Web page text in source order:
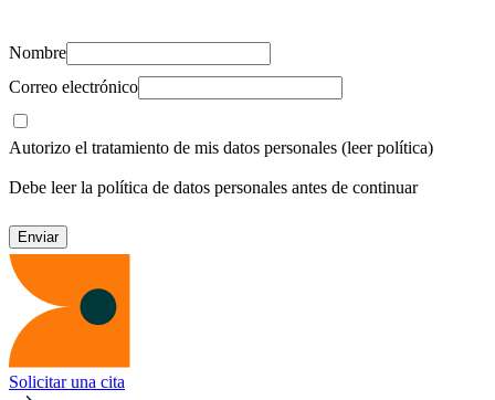
Nombre
Correo electrónico
Autorizo el tratamiento de mis datos personales (leer política)
Debe leer la política de datos personales antes de continuar
Solicitar una cita